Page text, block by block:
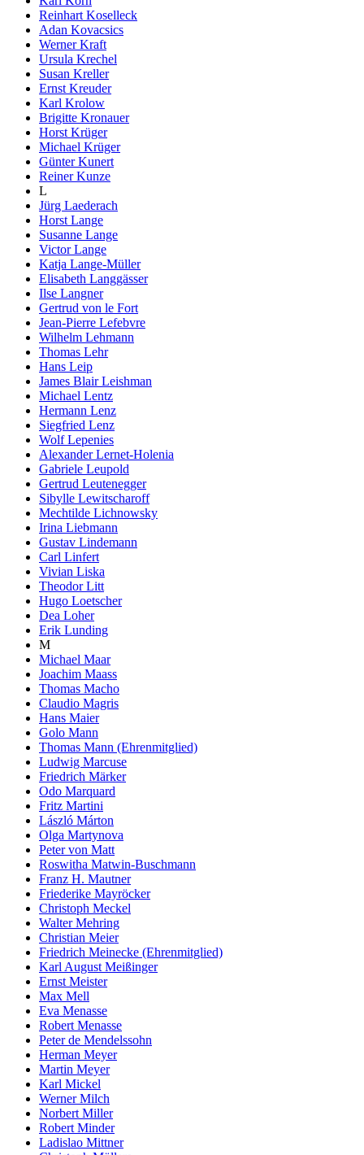
Reinhart Koselleck
Adan Kovacsics
Werner Kraft
Ursula Krechel
Susan Kreller
Ernst Kreuder
Karl Krolow
Brigitte Kronauer
Horst Krüger
Michael Krüger
Günter Kunert
Reiner Kunze
L
Jürg Laederach
Horst Lange
Susanne Lange
Victor Lange
Katja Lange-Müller
Elisabeth Langgässer
Ilse Langner
Gertrud von le Fort
Jean-Pierre Lefebvre
Wilhelm Lehmann
Thomas Lehr
Hans Leip
James Blair Leishman
Michael Lentz
Hermann Lenz
Siegfried Lenz
Wolf Lepenies
Alexander Lernet-Holenia
Gabriele Leupold
Gertrud Leutenegger
Sibylle Lewitscharoff
Mechtilde Lichnowsky
Irina Liebmann
Gustav Lindemann
Carl Linfert
Vivian Liska
Theodor Litt
Hugo Loetscher
Dea Loher
Erik Lunding
M
Michael Maar
Joachim Maass
Thomas Macho
Claudio Magris
Hans Maier
Golo Mann
Thomas Mann (Ehrenmitglied)
Ludwig Marcuse
Friedrich Märker
Odo Marquard
Fritz Martini
László Márton
Olga Martynova
Peter von Matt
Roswitha Matwin-Buschmann
Franz H. Mautner
Friederike Mayröcker
Christoph Meckel
Walter Mehring
Christian Meier
Friedrich Meinecke (Ehrenmitglied)
Karl August Meißinger
Ernst Meister
Max Mell
Eva Menasse
Robert Menasse
Peter de Mendelssohn
Herman Meyer
Martin Meyer
Karl Mickel
Werner Milch
Norbert Miller
Robert Minder
Ladislao Mittner